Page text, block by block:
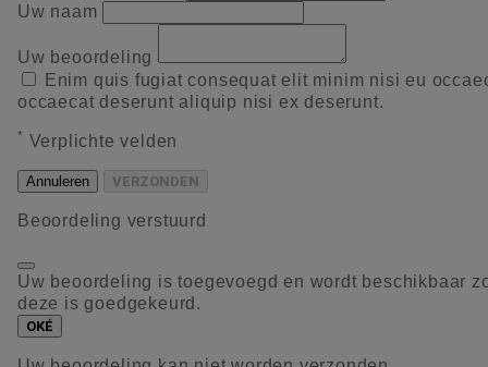
Uw naam
Uw beoordeling
Enim quis fugiat consequat elit minim nisi eu
occaecat deserunt aliquip nisi ex deserunt.
* Verplichte velden
Annuleren VERZONDEN
Beoordeling verstuurd
Uw beoordeling is toegevoegd en wordt beschikbaar
deze is goedgekeurd.
OKÉ